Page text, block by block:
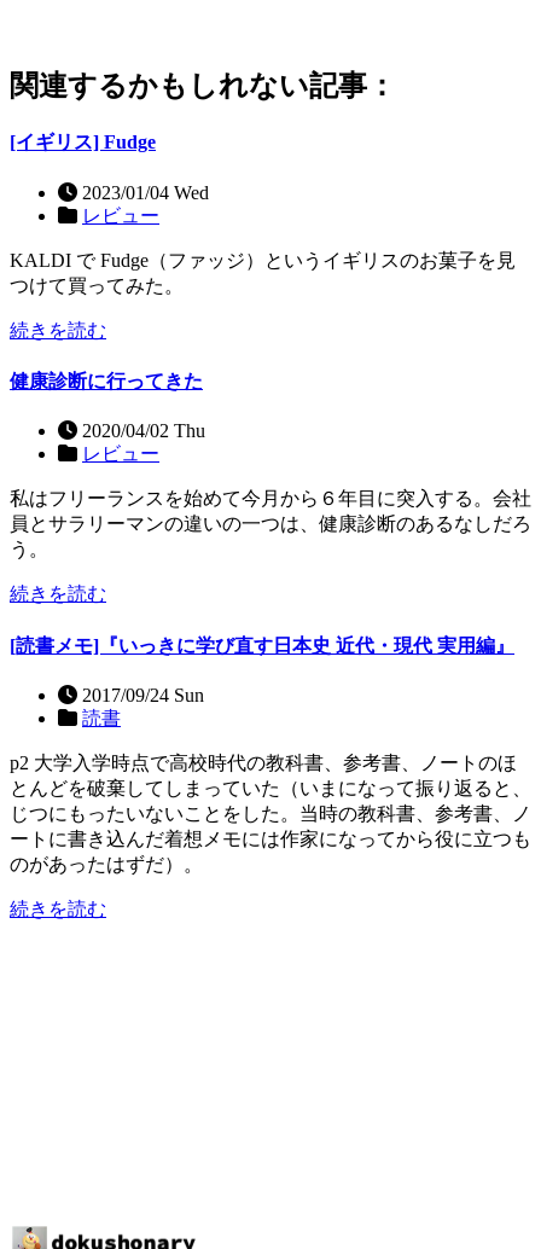
関連するかもしれない記事：
[イギリス] Fudge
2023/01/04 Wed
レビュー
KALDI で Fudge（ファッジ）というイギリスのお菓子を見
つけて買ってみた。
続きを読む
健康診断に行ってきた
2020/04/02 Thu
レビュー
私はフリーランスを始めて今月から６年目に突入する。会社
員とサラリーマンの違いの一つは、健康診断のあるなしだろ
う。
続きを読む
[読書メモ]『いっきに学び直す日本史 近代・現代 実用編』
2017/09/24 Sun
読書
p2 大学入学時点で高校時代の教科書、参考書、ノートのほ
とんどを破棄してしまっていた（いまになって振り返ると、
じつにもったいないことをした。当時の教科書、参考書、ノ
ートに書き込んだ着想メモには作家になってから役に立つも
のがあったはずだ）。
続きを読む